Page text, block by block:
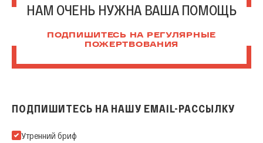
НАМ ОЧЕНЬ НУЖНА ВАША ПОМОЩЬ
ПОДПИШИТЕСЬ НА РЕГУЛЯРНЫЕ
ПОЖЕРТВОВАНИЯ
ПОДПИШИТЕСЬ НА НАШУ EMAIL-РАССЫЛКУ
Подпишитесь на нашу Email-рассылку
Утренний бриф